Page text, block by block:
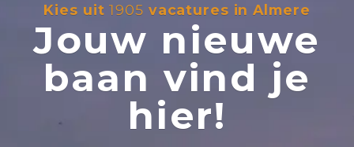
Kies uit1905 vacatures in Almere
Jouw nieuwe
baan vind je
hier!